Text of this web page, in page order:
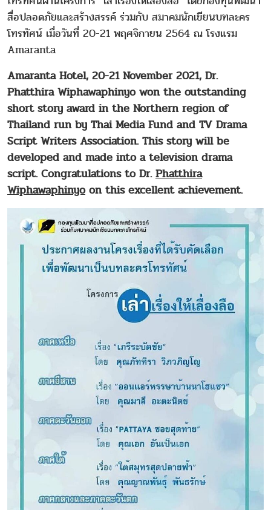
สื่อปลอดภัยและสร้างสรรค์ ร่วมกับ สมาคมนักเขียนบทละคร
โทรทัศน์ เมื่อวันที่ 20-21 พฤศจิกายน 2564 ณ โรงแรม
Amaranta
Amaranta Hotel, 20-21 November 2021, Dr.
Phatthira Wiphawaphinyo won the outstanding
short story award in the Northern region of
Thailand run by Thai Media Fund and TV Drama
Script Writers Association. This story will be
developed and made into a television drama
script. Congratulations to Dr.Phatthira
Wiphawaphinyoon this excellent achievement.